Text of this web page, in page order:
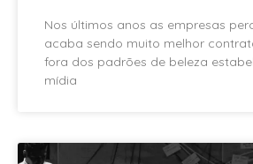
Nos últimos anos as empresas
acaba sendo muito melhor
fora dos padrões de beleza
mídia